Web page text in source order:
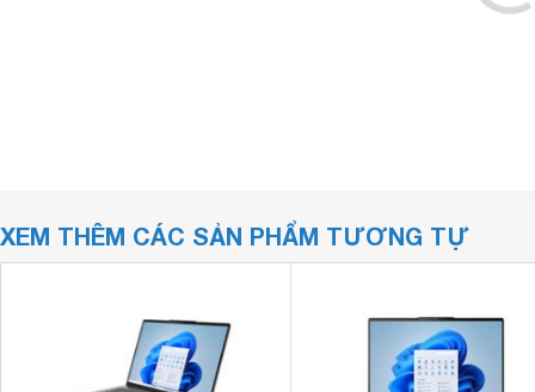
XEM THÊM CÁC SẢN PHẨM TƯƠNG TỰ